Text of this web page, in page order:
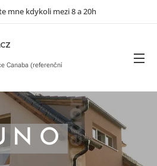
mne kdykoli mezi 8 a 20h
prodejce Canaba
Canaba (referenční
N O